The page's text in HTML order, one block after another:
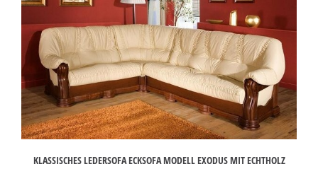
KLASSISCHES LEDERSOFA ECKSOFA MODELL EXODUS MIT ECHTHOLZ